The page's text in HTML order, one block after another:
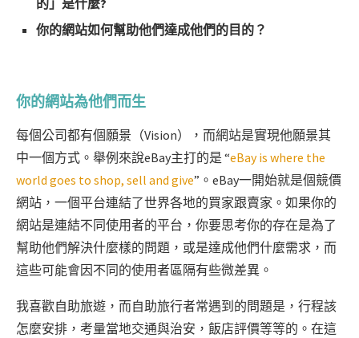
的」是什麼?
你的網站如何幫助他們達成他們的目的？
你的網站為他們而生
每個公司都有個願景（Vision），而網站是實現他願景其
中一個方式。舉例來說eBay主打的是 “eBay is where the
world goes to shop, sell and give”。eBay一開始就是個競價
網站，一個平台連結了世界各地的買家跟賣家。如果你的
網站是連結不同使用者的平台，你要思考你的存在是為了
幫助他們解決什麼樣的問題，或是達成他們什麼需求，而
這些可能會因不同的使用者區隔有些微差異。
我喜歡自助旅遊，而自助旅行者常遇到的問題是，行程該
怎麼安排，考量當地交通與治安，飯店評價等等的。在這